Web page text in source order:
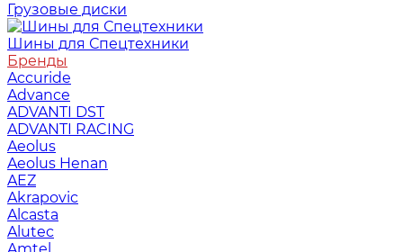
Грузовые диски
Шины для Спецтехники
Бренды
Accuride
Advance
ADVANTI DST
ADVANTI RACING
Aeolus
Aeolus Henan
AEZ
Akrapovic
Alcasta
Alutec